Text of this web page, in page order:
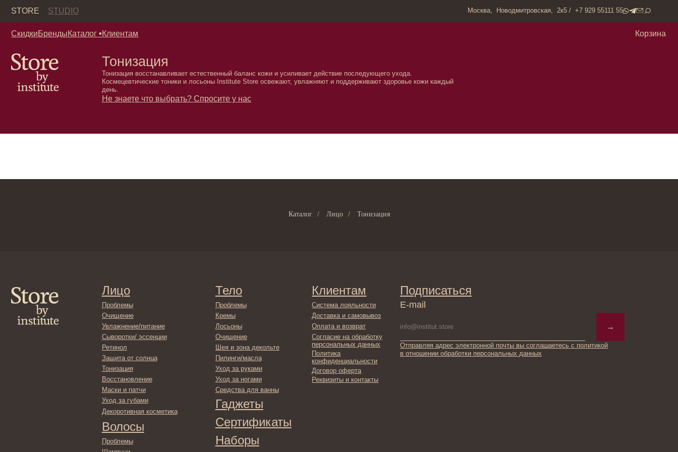
Москва, Новодмитровская, 2к5 / +7 929 55111 55
STORE STUDIO
СкидкиБрендыКаталог•Клиентам
Тонизация
Тонизация восстанавливает естественный баланс кожи и усиливает действие последующего ухода.
Космецевтические тоники и лосьоны Institute Store освежают, увлажняют и поддерживают здоровье кожи каждый
день.
Не знаете что выбрать?
Каталог / Лицо / Тонизация
Шея и зона декольте
Пилинги/масла
Уход за руками
Уход за ногами
Средства для ванны
Гаджеты
Сертификаты
Наборы
Оплата и возврат
Согласие на обработку
персональных данных
конфиденциальности
Договор оферта
Реквизиты и контакты
Отправляя адрес электронной почты вы соглашаетесь с политикой
в отношении обработки персональных данных
Увлажнение/питание
Ретинол
Защита от солнца
Тонизация
Восстановление
Маски и патчи
Уход за губами
Декоротивная косметика
Волосы
Проблемы
Шампуни
Кондиционеры/бальзамы
Маски/скрабы
Сыворотки/лосьоны
Спреи
Средства для укладки